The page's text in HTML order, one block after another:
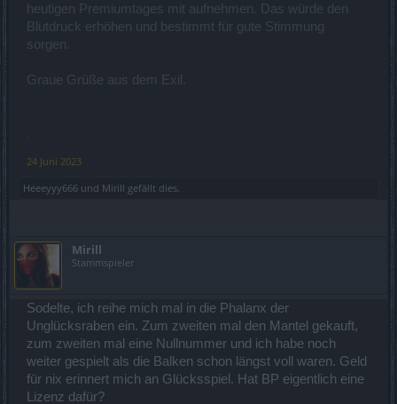
heutigen Premiumtages mit aufnehmen. Das würde den
Blutdruck erhöhen und bestimmt für gute Stimmung
sorgen.
Graue Grüße aus dem Exil.
24 Juni 2023
Heeeyyy666 und Mirill gefällt dies.
Mirill
Stammspieler
Sodelte, ich reihe mich mal in die Phalanx der
Unglücksraben ein. Zum zweiten mal den Mantel gekauft,
zum zweiten mal eine Nullnummer und ich habe noch
weiter gespielt als die Balken schon längst voll waren. Geld
für nix erinnert mich an Glücksspiel. Hat BP eigentlich eine
Lizenz dafür?